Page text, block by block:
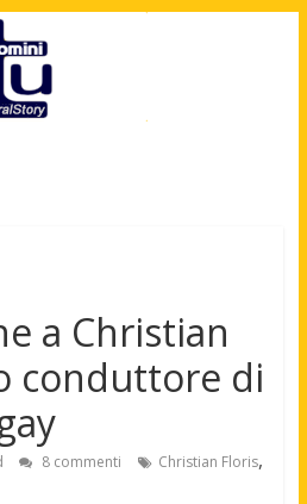
a Christian
conduttore di
8 commenti Christian Floris,